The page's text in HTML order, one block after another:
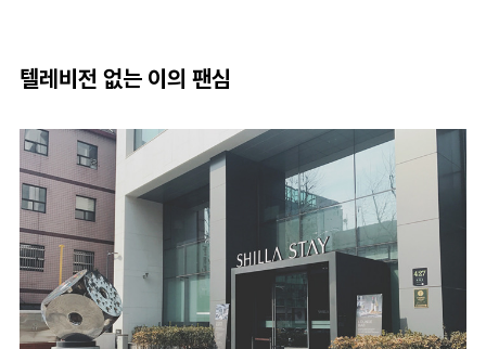
텔레비전 없는 이의 팬심